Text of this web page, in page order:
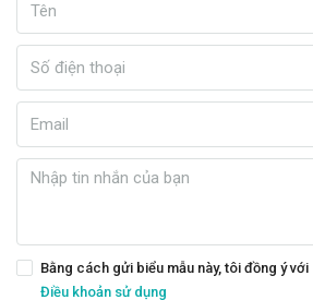
Bằng cách gửi biểu mẫu này, tôi đồng ý với
Điều khoản sử dụng